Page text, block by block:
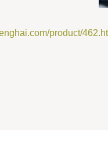
product/